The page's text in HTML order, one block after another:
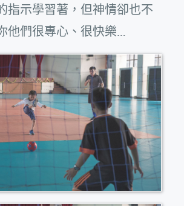
指示學習著，但神情卻也不
他們很專心、很快樂…